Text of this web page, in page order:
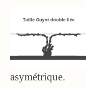
asymétrique.